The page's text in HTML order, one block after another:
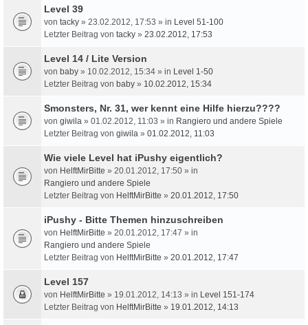
Level 39
von tacky » 23.02.2012, 17:53 » in Level 51-100
Letzter Beitrag von tacky » 23.02.2012, 17:53
Level 14 / Lite Version
von baby » 10.02.2012, 15:34 » in Level 1-50
Letzter Beitrag von baby » 10.02.2012, 15:34
Smonsters, Nr. 31, wer kennt eine Hilfe hierzu????
von giwila » 01.02.2012, 11:03 » in Rangiero und andere Spiele
Letzter Beitrag von giwila » 01.02.2012, 11:03
Wie viele Level hat iPushy eigentlich?
von HelftMirBitte » 20.01.2012, 17:50 » in
Rangiero und andere Spiele
Letzter Beitrag von HelftMirBitte » 20.01.2012, 17:50
iPushy - Bitte Themen hinzuschreiben
von HelftMirBitte » 20.01.2012, 17:47 » in
Rangiero und andere Spiele
Letzter Beitrag von HelftMirBitte » 20.01.2012, 17:47
Level 157
von HelftMirBitte » 19.01.2012, 14:13 » in Level 151-174
Letzter Beitrag von HelftMirBitte » 19.01.2012, 14:13